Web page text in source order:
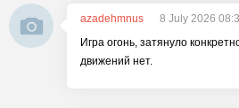
azadehmnus
8 July 2026
Игра огонь, затянуло
движений нет.